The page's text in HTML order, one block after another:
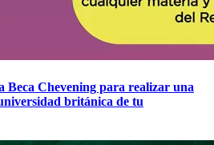
Beca Chevening para realizar una
británica de tu